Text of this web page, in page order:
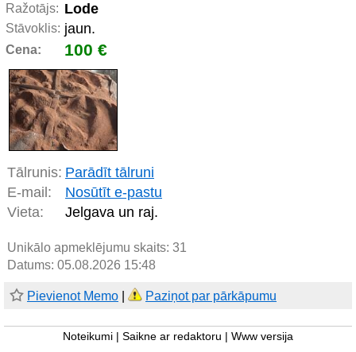
Ražotājs: Lode
Stāvoklis: jaun.
Cena: 100 €
Tālrunis: Parādīt tālruni
E-mail:
Nosūtīt e-pastu
Vieta:
Jelgava un raj.
Unikālo apmeklējumu skaits: 31
Datums: 05.08.2026 15:48
Pievienot Memo Paziņot par pārkāpumu
Noteikumi Saikne ar redaktoru Www versija